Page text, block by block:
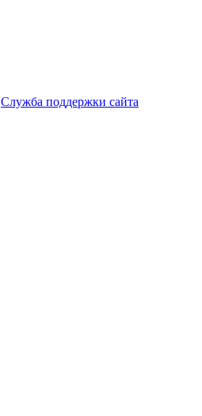
Служба поддержки сайта